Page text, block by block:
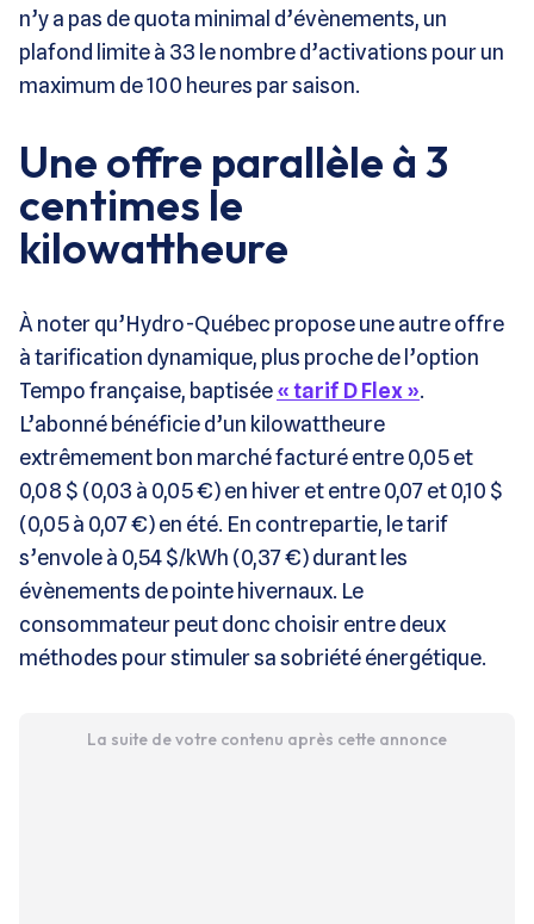
n’y a pas de quota minimal d’évènements, un
plafond limite à 33 le nombre d’activations pour un
maximum de 100 heures par saison.
Une offre parallèle à 3
centimes le
kilowattheure
À noter qu’Hydro-Québec propose une autre offre
à tarification dynamique, plus proche de l’option
Tempo française, baptisée« tarif D Flex ».
L’abonné bénéficie d’un kilowattheure
extrêmement bon marché facturé entre 0,05 et
0,08 $ (0,03 à 0,05 €) en hiver et entre 0,07 et 0,10 $
(0,05 à 0,07 €) en été. En contrepartie, le tarif
s’envole à 0,54 $/kWh (0,37 €) durant les
évènements de pointe hivernaux. Le
consommateur peut donc choisir entre deux
méthodes pour stimuler sa sobriété énergétique.
La suite de votre contenu après cette annonce